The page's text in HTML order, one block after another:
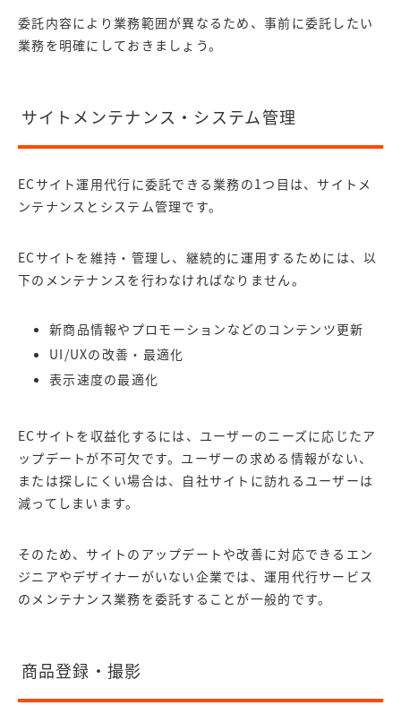
委託内容により業務範囲が異なるため、事前に委託したい
業務を明確にしておきましょう。
サイトメンテナンス・システム管理
ECサイト運用代行に委託できる業務の1つ目は、サイトメ
ンテナンスとシステム管理です。
ECサイトを維持・管理し、継続的に運用するためには、以
下のメンテナンスを行わなければなりません。
新商品情報やプロモーションなどのコンテンツ更新
UI/UXの改善・最適化
表示速度の最適化
ECサイトを収益化するには、ユーザーのニーズに応じたア
ップデートが不可欠です。ユーザーの求める情報がない、
または探しにくい場合は、自社サイトに訪れるユーザーは
減ってしまいます。
そのため、サイトのアップデートや改善に対応できるエン
ジニアやデザイナーがいない企業では、運用代行サービス
のメンテナンス業務を委託することが一般的です。
商品登録・撮影